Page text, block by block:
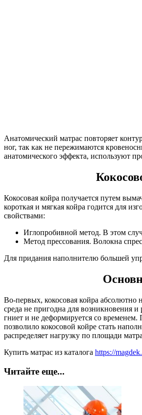
Анатомический матрас повторяет
ног, так как не пережимаются
анатомического эффекта, используют
Кокосовая койра получается путем
короткая и мягкая койра годится для
свойствами:
Иглопробивной метод. В этом
Метод прессования. Волокна
Для придания наполнителю большей
Во-первых, кокосовая койра абсолютно
среда не пригодна для возникновения
гниет и не деформируется со временем.
позволило кокосовой койре стать
распределяет нагрузку по площади
Купить матрас из каталога https://
Читайте еще...